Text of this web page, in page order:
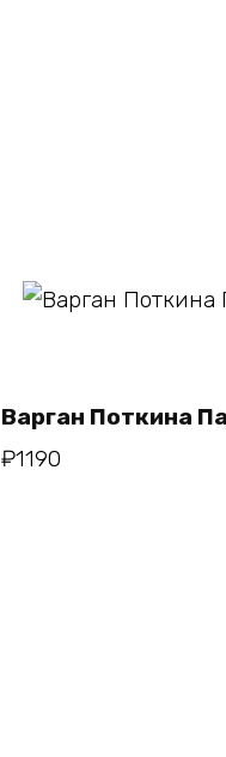
Варган Поткина
₽1190